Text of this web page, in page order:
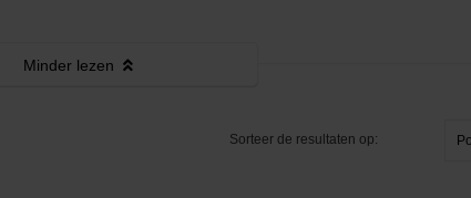
Hawaii
Noordkaap
Australië & Nieuw Zeeland
Minderlezen
Sorteer de resultaten op: